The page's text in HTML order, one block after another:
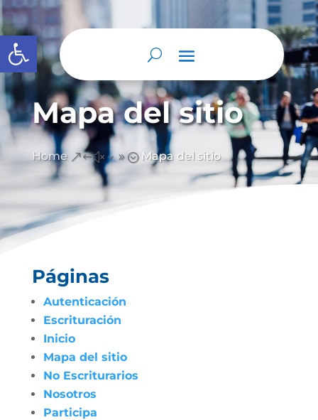
Abrir barra de herramientas
Mapa del sitio
Home &#x39; Mapa del sitio
Páginas
Autenticación
Escrituración
Inicio
Mapa del sitio
No Escriturarios
Nosotros
Participa